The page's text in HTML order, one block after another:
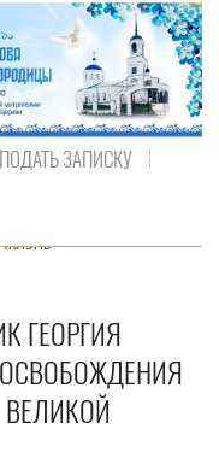
ПОДАТЬ ЗАПИСКУ
ГЕОРГИЯ